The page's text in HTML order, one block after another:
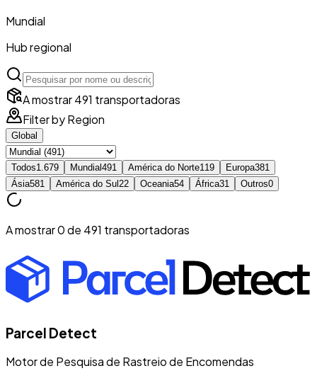
Mundial
Hub regional
A mostrar 491 transportadoras
Filter by Region
Global
Todos1.679 Mundial 491 América do Norte119 Europa381
Ásia581 América do Sul 22 Oceania54 África31 Outros0
A mostrar 0 de 491 transportadoras
Parcel Detect
Motor de Pesquisa de Rastreio de Encomendas